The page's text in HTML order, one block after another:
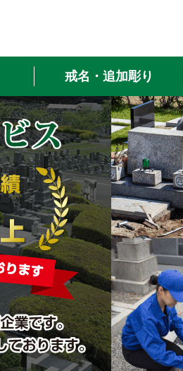
戒名・追加彫り